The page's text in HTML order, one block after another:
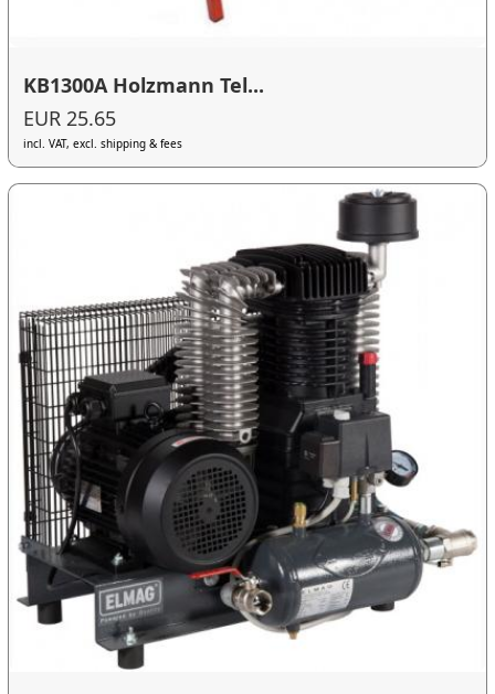
KB1300A Holzmann Tel...
EUR 25.65
incl. VAT, excl. shipping & fees